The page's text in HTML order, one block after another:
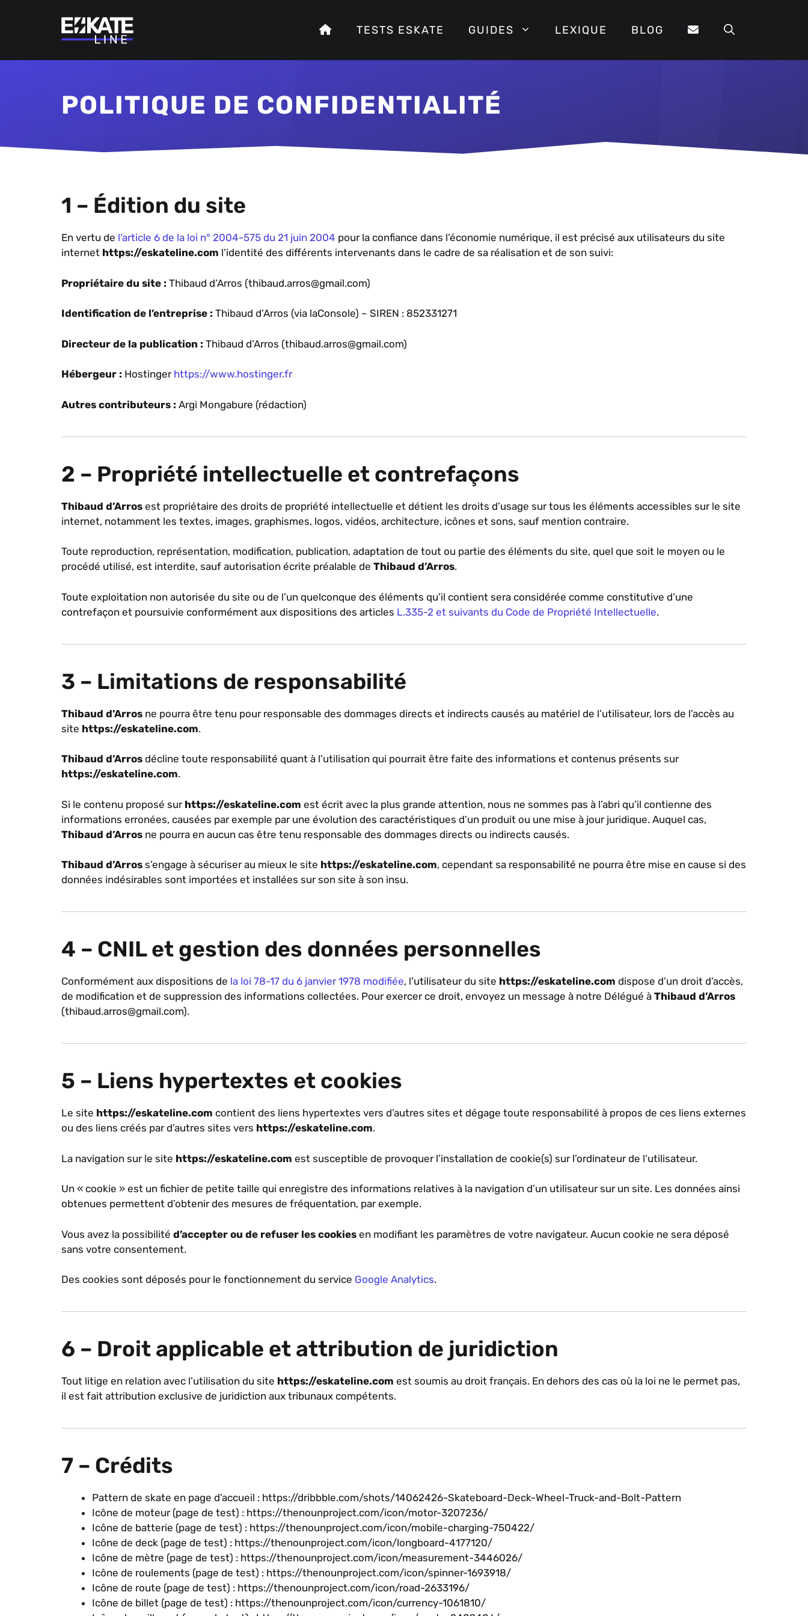
TESTS ESKATE GUIDES LEXIQUE BLOG
POLITIQUE DE CONFIDENTIALITÉ
1 – Édition du site
En vertu de l’article 6 de la loi n° 2004-575 du 21 juin 2004 pour la confiance dans l’économie numérique, il est précisé aux utilisateurs du site
internet https://eskateline.com l’identité des différents intervenants dans le cadre de sa réalisation et de son suivi:
Propriétaire du site : Thibaud d’Arros (thibaud.arros@gmail.com)
Identification de l’entreprise : Thibaud d’Arros (via laConsole) – SIREN : 852331271
Directeur de la publication : Thibaud d’Arros (thibaud.arros@gmail.com)
Hébergeur : Hostinger https://www.hostinger.fr
Autres contributeurs : Argi Mongabure (rédaction)
2 – Propriété intellectuelle et contrefaçons
Thibaud d’Arros est propriétaire des droits de propriété intellectuelle et détient les droits d’usage sur tous les éléments accessibles sur le site
internet, notamment les textes, images, graphismes, logos, vidéos, architecture, icônes et sons, sauf mention contraire.
Toute reproduction, représentation, modification, publication, adaptation de tout ou partie des éléments du site, quel que soit le moyen ou le
procédé utilisé, est interdite, sauf autorisation écrite préalable de Thibaud d’Arros.
Toute exploitation non autorisée du site ou de l’un quelconque des éléments qu’il contient sera considérée comme constitutive d’une
contrefaçon et poursuivie conformément aux dispositions des articles L.335-2 et suivants du Code de Propriété Intellectuelle.
3 – Limitations de responsabilité
Thibaud d’Arros ne pourra être tenu pour responsable des dommages directs et indirects causés au matériel de l’utilisateur, lors de l’accès au
site https://eskateline.com.
Thibaud d’Arros décline toute responsabilité quant à l’utilisation qui pourrait être faite des informations et contenus présents sur
https://eskateline.com.
Si le contenu proposé sur https://eskateline.com est écrit avec la plus grande attention, nous ne sommes pas à l’abri qu’il contienne des
informations erronées, causées par exemple par une évolution des caractéristiques d’un produit ou une mise à jour juridique. Auquel cas,
Thibaud d’Arros ne pourra en aucun cas être tenu responsable des dommages directs ou indirects causés.
Thibaud d’Arros s’engage à sécuriser au mieux le site https://eskateline.com, cependant sa responsabilité ne pourra être mise en cause si des
données indésirables sont importées et installées sur son site à son insu.
4 – CNIL et gestion des données personnelles
Conformément aux dispositions de la loi 78-17 du 6 janvier 1978 modifiée, l’utilisateur du site https://eskateline.com dispose d’un droit d’accès,
de modification et de suppression des informations collectées. Pour exercer ce droit, envoyez un message à notre Délégué à Thibaud d’Arros
(thibaud.arros@gmail.com).
5 – Liens hypertextes et cookies
Le site https://eskateline.com contient des liens hypertextes vers d’autres sites et dégage toute responsabilité à propos de ces liens externes
ou des liens créés par d’autres sites vers https://eskateline.com.
La navigation sur le site https://eskateline.com est susceptible de provoquer l’installation de cookie(s) sur l’ordinateur de l’utilisateur.
Un « cookie » est un fichier de petite taille qui enregistre des informations relatives à la navigation d’un utilisateur sur un site. Les données ainsi
obtenues permettent d’obtenir des mesures de fréquentation, par exemple.
Vous avez la possibilité d’accepter ou de refuser les cookies en modifiant les paramètres de votre navigateur. Aucun cookie ne sera déposé
sans votre consentement.
Des cookies sont déposés pour le fonctionnement du service Google Analytics.
6 – Droit applicable et attribution de juridiction
Tout litige en relation avec l’utilisation du site https://eskateline.com est soumis au droit français. En dehors des cas où la loi ne le permet pas,
il est fait attribution exclusive de juridiction aux tribunaux compétents.
7 – Crédits
Pattern de skate en page d’accueil : https://dribbble.com/shots/14062426-Skateboard-Deck-Wheel-Truck-and-Bolt-Pattern
Icône de moteur (page de test) : https://thenounproject.com/icon/motor-3207236/
Icône de batterie (page de test) : https://thenounproject.com/icon/mobile-charging-750422/
Icône de deck (page de test) : https://thenounproject.com/icon/longboard-4177120/
Icône de mètre (page de test) : https://thenounproject.com/icon/measurement-3446026/
Icône de roulements (page de test) : https://thenounproject.com/icon/spinner-1693918/
Icône de route (page de test) : https://thenounproject.com/icon/road-2633196/
Icône de billet (page de test) : https://thenounproject.com/icon/currency-1061810/